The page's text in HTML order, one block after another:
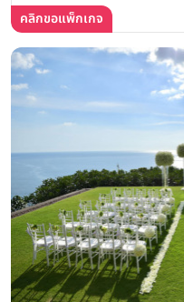
คลิกขอแพ็กเกจ